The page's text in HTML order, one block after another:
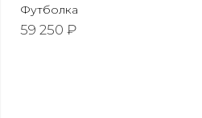
Футболка
59 250 ₽